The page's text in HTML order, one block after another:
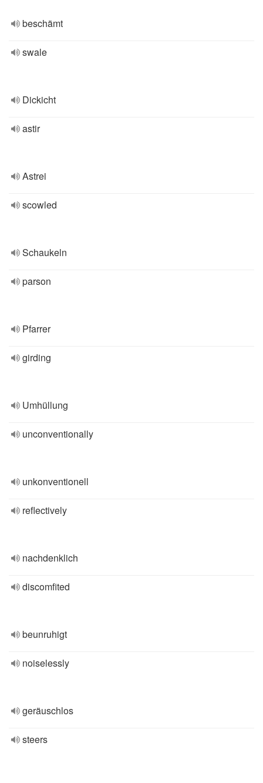
beschämt
swale
Dickicht
astir
Astrei
scowled
Schaukeln
parson
Pfarrer
girding
Umhüllung
unconventionally
unkonventionell
reflectively
nachdenklich
discomfited
beunruhigt
noiselessly
geräuschlos
steers